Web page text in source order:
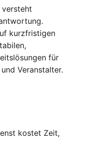
versteht
kurzfristigen
für
Veranstalter.
kostet Zeit,